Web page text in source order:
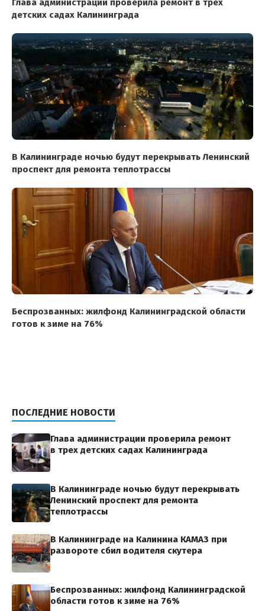
Глава администрации проверила ремонт в трех
детских садах Калининграда
В Калининграде ночью будут перекрывать Ленинский
проспект для ремонта теплотрассы
Беспрозванных: жилфонд Калининградской области
готов к зиме на 76%
ПОСЛЕДНИЕ НОВОСТИ
Глава администрации проверила ремонт
в трех детских садах Калининграда
В Калининграде ночью будут перекрывать
Ленинский проспект для ремонта
теплотрассы
В Калининграде на Калинина КАМАЗ при
развороте сбил водителя скутера
Беспрозванных: жилфонд Калининградской
области готов к зиме на 76%